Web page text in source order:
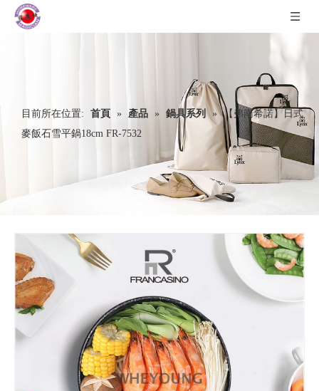
目前所在位置: 首頁 » 產品 » 鍋具系列 » 【弗南希諾】日式
麥飯石雪平鍋18cm FR-7532